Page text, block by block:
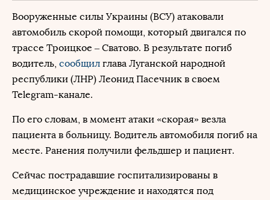
Вооруженные силы Украины (ВСУ) атаковали
автомобиль скорой помощи, который двигался по
трассе Троицкое – Сватово. В результате погиб
водитель, сообщил глава Луганской народной
республики (ЛНР) Леонид Пасечник в своем
Telegram-канале.
По его словам, в момент атаки «скорая» везла
пациента в больницу. Водитель автомобиля погиб на
месте. Ранения получили фельдшер и пациент.
Сейчас пострадавшие госпитализированы в
медицинское учреждение и находятся под